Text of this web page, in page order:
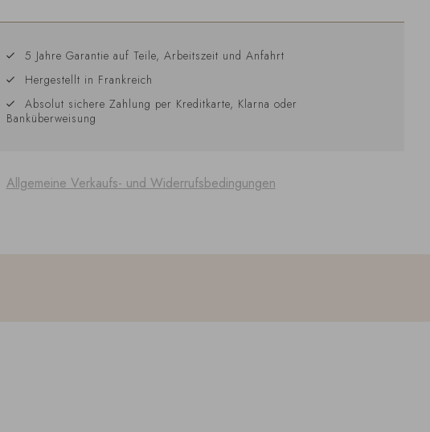
5 Jahre Garantie auf Teile, Arbeitszeit und Anfahrt
Hergestellt in Frankreich
Absolut sichere Zahlung per Kreditkarte, Klarna oder
Banküberweisung
Allgemeine Verkaufs- und Widerrufsbedingungen